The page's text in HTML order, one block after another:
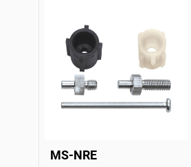
MS-NRE